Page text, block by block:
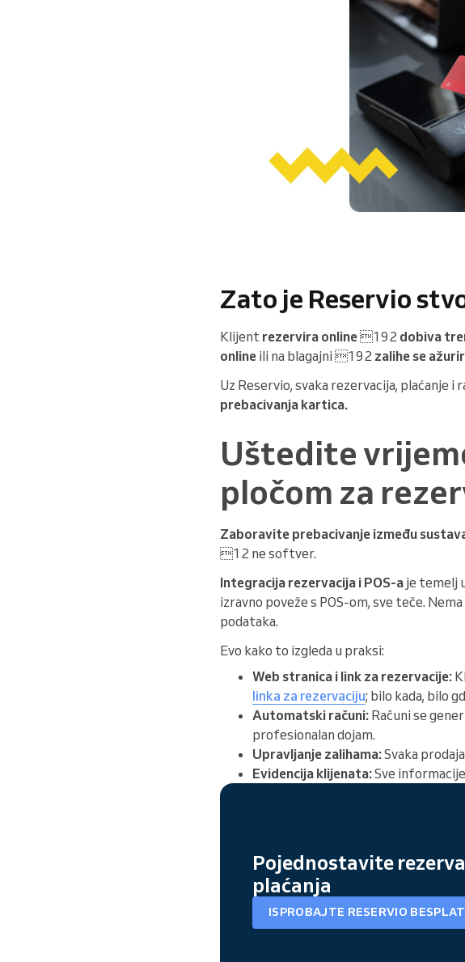
Zato je Reservio
Klijent rezervira online192 dobiva
online ili na blagajni 192 zalihe se
Uz Reservio, svaka rezervacija, plaćanje
prebacivanja kartica.
Uštedite
pločom za
Zaboravite prebacivanje između
12 ne softver.
Integracija rezervacija i POS-a je temelj
izravno poveže s POS-om, sve teče.
podataka.
Evo kako to izgleda u praksi:
Web stranica i link za rezervacije:
linka za rezervaciju; bilo kada, bilo
Automatski računi: Računi se
profesionalan dojam.
Upravljanje zalihama:Svaka
Evidencija klijenata:Sve
Pojednostavite
plaćanja
ISPROBAJTE RESERVIO